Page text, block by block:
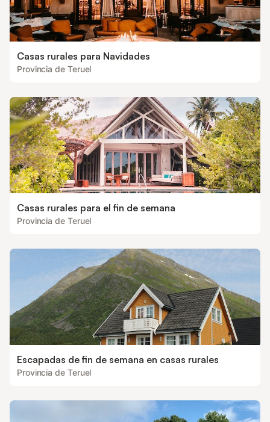
Casas rurales para Navidades
Provincia de Teruel
Casas rurales para el fin de semana
Provincia de Teruel
Escapadas de fin de semana en casas rurales
Provincia de Teruel